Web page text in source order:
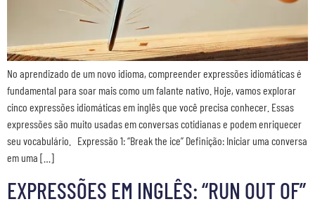
No aprendizado de um novo idioma, compreender expressões idiomáticas é
fundamental para soar mais como um falante nativo. Hoje, vamos explorar
cinco expressões idiomáticas em inglês que você precisa conhecer. Essas
expressões são muito usadas em conversas cotidianas e podem enriquecer
seu vocabulário. Expressão 1: “Break the ice” Definição: Iniciar uma conversa
em uma […]
EXPRESSÕES EM INGLÊS: “RUN OUT OF”